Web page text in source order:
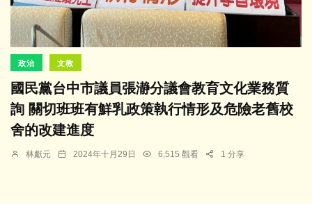
政治 文教
國民黨台中市議員張瀞分議會教育文化業務質
詢 關切班班有鮮乳政策執行情形及危險老舊校
舍的改建進度
林獻元 2024年十月29日 6,515 觀看 1 分享